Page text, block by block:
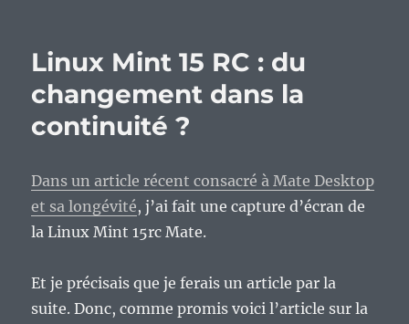
Linux Mint 15 RC : du
changement dans la
continuité ?
Dans un article récent consacré à Mate Desktop
et sa longévité, j’ai fait une capture d’écran de
la Linux Mint 15rc Mate.
Et je précisais que je ferais un article par la
suite. Donc, comme promis voici l’article sur la